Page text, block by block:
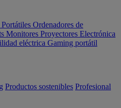
Portátiles Ordenadores de
Monitores Proyectores Electrónica
eléctrica Gaming portátil
Productos sostenibles Profesional